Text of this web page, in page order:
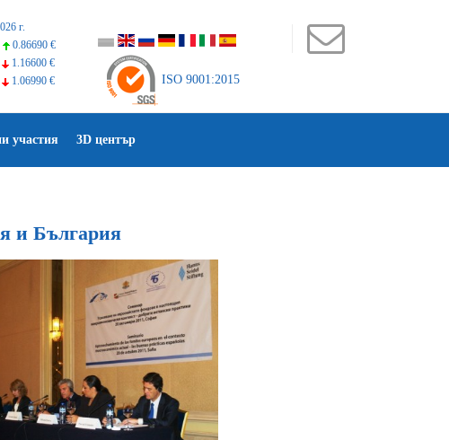
г.
0.86690 €
1.16600 €
1.06990 € ISO 9001:2015
участия 3D център
и България